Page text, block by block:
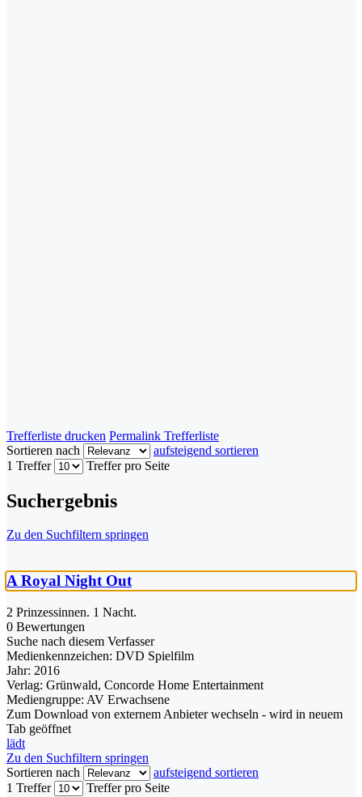
Trefferliste drucken Permalink Trefferliste
Sortieren nach
aufsteigend sortieren
1 Treffer
Treffer pro Seite
Suchergebnis
Zu den Suchfiltern springen
A Royal Night Out
2 Prinzessinnen. 1 Nacht.
0 Bewertungen
Suche nach diesem Verfasser
Medienkennzeichen: DVD Spielfilm
Jahr: 2016
Verlag: Grünwald, Concorde Home Entertainment
Mediengruppe: AV Erwachsene
Zum Download von externem Anbieter wechseln - wird in neuem
Tab geöffnet
lädt
Zu den Suchfiltern springen
Sortieren nach
aufsteigend sortieren
1 Treffer
Treffer pro Seite